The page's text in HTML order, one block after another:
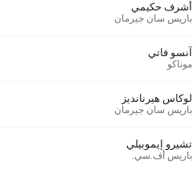
أشرف حكيمي
باريس سان جيرمان
آنسو فاتي
موناكو
لوكاس هيرنانديز
باريس سان جيرمان
تشيرو إيموبيلي
باريس أف.سي.